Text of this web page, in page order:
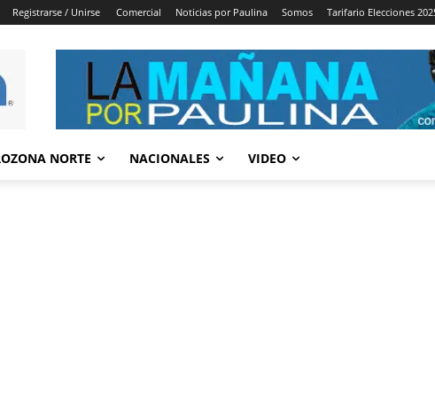
Registrarse / Unirse Comercial Noticias por Paulina Somos Tarifario Elecciones
NORTE NACIONALES VIDEO